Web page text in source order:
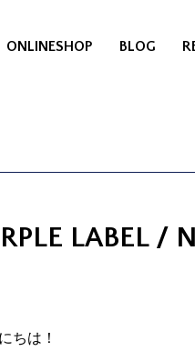
ONLINESHOP BLOG
LABEL /
ちは！